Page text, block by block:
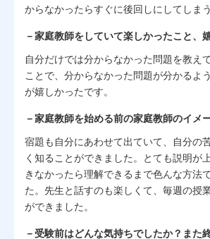
からなかったらすぐに後回しにしてしま
－家庭教師をしていて楽しかったこと、
自分だけでは分からなかった問題を教え
ことで、分からなかった問題が分かるよ
が嬉しかったです。
－家庭教師を始める前の家庭教師のイメ
宿題も自分にあわせて出ていて、自分の
く知ることができました。とても説明が
きなかったら理解できるまで色んな方法
た。先生と話すのも楽しくて、毎週の授
ができました。
－受験前はどんな気持ちでしたか？また